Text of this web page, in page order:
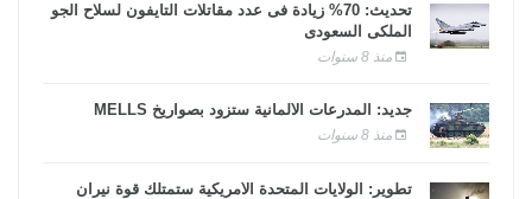
تحديث: 70% زيادة فى عدد مقاتلات التايفون لسلاح الجو
الملكى السعودى
منذ 8 سنوات
جديد: المدرعات الألمانية ستزود بصواريخ MELLS
منذ 8 سنوات
تطوير: الولايات المتحدة الأمريكية ستمتلك قوة نيران